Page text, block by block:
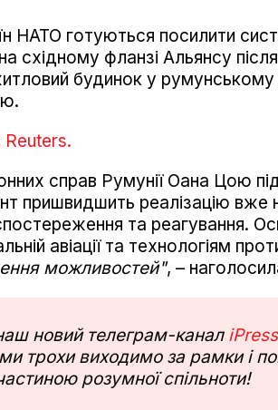
НАТО готуються посилити
східному фланзі Альянсу
будинок у румунському
Reuters.
справ Румунії Оана Цою
пришвидшить реалізацію вже
та реагування.
авіації та технологіям
можливостей", –
новий телеграм-канал
трохи виходимо за рамки і
розумної спільноти!